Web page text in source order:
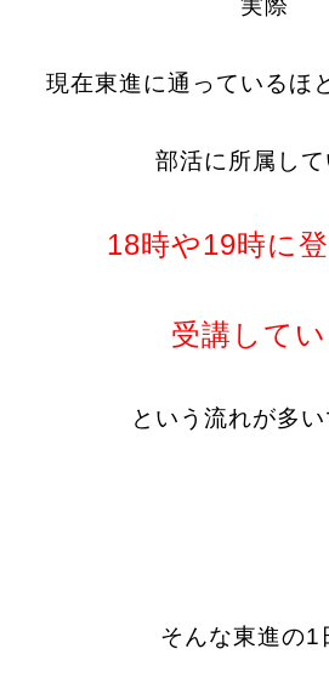
実際
現在東進に通っているほ
部活に所属して
18時や19時に
受講してい
という流れが多い
そんな東進の1